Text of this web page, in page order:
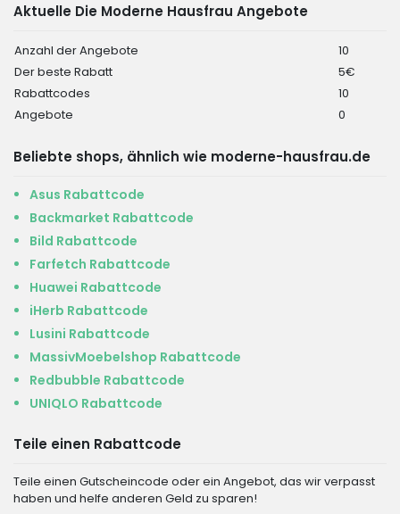
Aktuelle Die Moderne Hausfrau Angebote
Anzahl der Angebote
10
Der beste Rabatt
5€
Rabattcodes
10
Angebote
0
Beliebte shops, ähnlich wie moderne-hausfrau.de
Asus Rabattcode
Backmarket Rabattcode
Bild Rabattcode
Farfetch Rabattcode
Huawei Rabattcode
iHerb Rabattcode
Lusini Rabattcode
MassivMoebelshop Rabattcode
Redbubble Rabattcode
UNIQLO Rabattcode
Teile einen Rabattcode
Teile einen Gutscheincode oder ein Angebot, das wir verpasst
haben und helfe anderen Geld zu sparen!